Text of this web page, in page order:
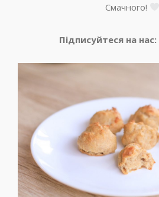
Смачного!
Підписуйтеся на нас: